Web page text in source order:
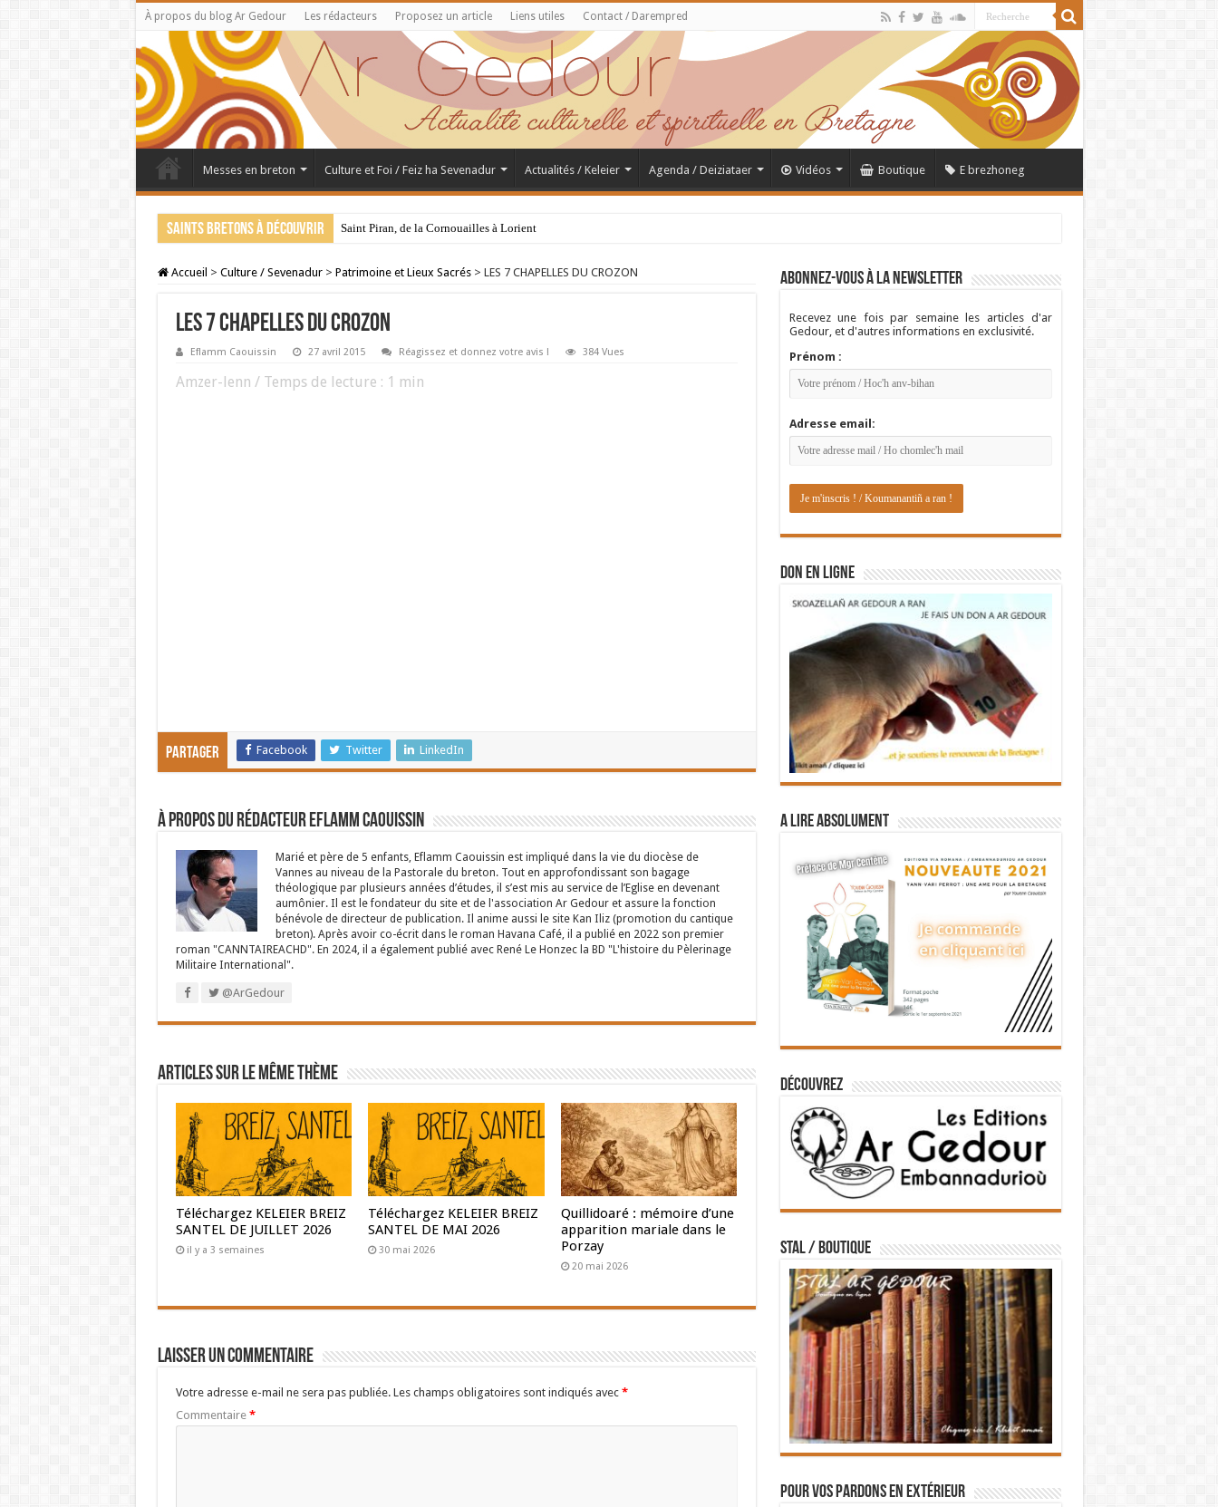
À propos du blog Ar Gedour Les rédacteurs Proposez un article Liens utiles Contact / Darempred
Messes en breton Culture et Foi / Feiz ha Sevenadur Actualités / Keleier Agenda / Deiziataer Vidéos Boutique E brezhoneg
Saints bretons à découvrir Saint Piran, de la Cornouailles à Lorient
Accueil > Culture / Sevenadur > Patrimoine et Lieux Sacrés > LES 7 CHAPELLES DU CROZON
LES 7 CHAPELLES DU CROZON
Eflamm Caouissin 27 avril 2015 Réagissez et donnez votre avis ! 384 Vues
Amzer-lenn / Temps de lecture : 1 min
Partager Facebook Twitter LinkedIn
À propos du rédacteur Eflamm Caouissin
Marié et père de 5 enfants, Eflamm Caouissin est impliqué dans la vie du diocèse de
Vannes au niveau de la Pastorale du breton. Tout en approfondissant son bagage
théologique par plusieurs années d’études, il s’est mis au service de l’Eglise en devenant
aumônier. Il est le fondateur du site et de l'association Ar Gedour et assure la fonction
bénévole de directeur de publication. Il anime aussi le site Kan Iliz (promotion du cantique
breton). Après avoir co-écrit dans le roman Havana Café, il a publié en 2022 son premier
roman "CANNTAIREACHD". En 2024, il a également publié avec René Le Honzec la BD "L'histoire du Pèlerinage
Militaire International".
@ArGedour
Articles sur le même thème
Téléchargez KELEIER BREIZ
SANTEL DE JUILLET 2026
il y a 3 semaines
Téléchargez KELEIER BREIZ
SANTEL DE MAI 2026
30 mai 2026
Quillidoaré : mémoire d’une
apparition mariale dans le
Porzay
20 mai 2026
Laisser un commentaire
Votre adresse e-mail ne sera pas publiée. Les champs obligatoires sont indiqués avec *
Commentaire *
Abonnez-vous à la newsletter
Recevez une fois par semaine les articles d'ar
Gedour, et d'autres informations en exclusivité.
Prénom :
Adresse email:
DON EN LIGNE
A lire absolument
Découvrez
STAL / BOUTIQUE
Pour vos pardons en extérieur